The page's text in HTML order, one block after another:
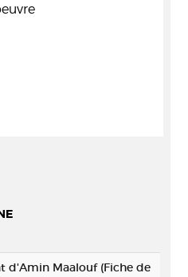
d'Amin Maalouf (Fiche de